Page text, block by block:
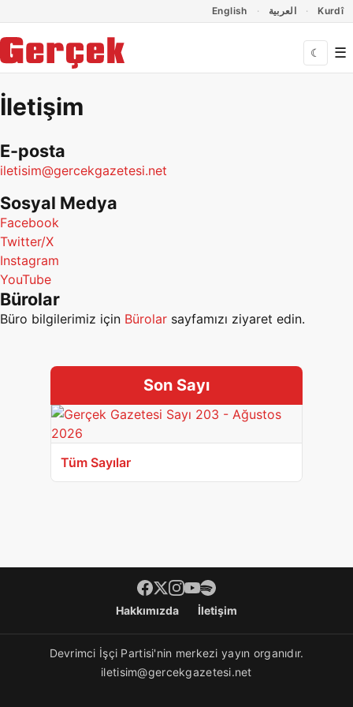
English العربية Kurdî
☾ ☰
İletişim
E-posta
iletisim@gercekgazetesi.net
Sosyal Medya
Facebook
Twitter/X
Instagram
YouTube
Bürolar
Büro bilgilerimiz için Bürolar sayfamızı ziyaret edin.
Son Sayı
Tüm Sayılar
Footer menüHakkımızda İletişim
Devrimci İşçi Partisi'nin merkezi yayın organıdır.
iletisim@gercekgazetesi.net